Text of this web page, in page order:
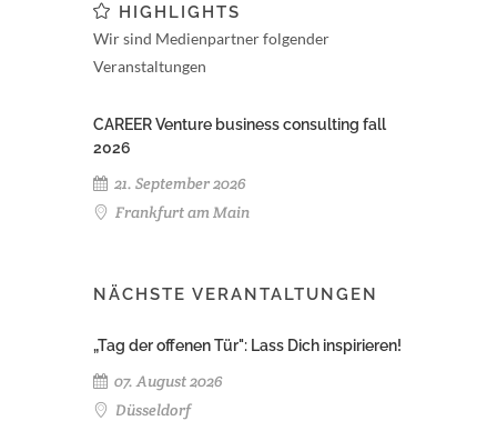
HIGHLIGHTS
Wir sind Medienpartner folgender
Veranstaltungen
CAREER Venture business consulting fall
2026
21. September 2026
Frankfurt am Main
NÄCHSTE VERANTALTUNGEN
„Tag der offenen Tür": Lass Dich inspirieren!
07. August 2026
Düsseldorf